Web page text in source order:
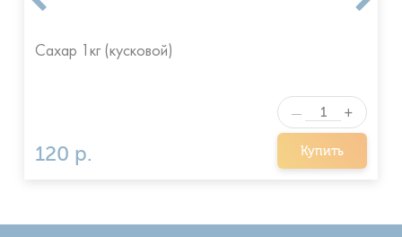
Сахар 1кг (кусковой)
120 р. Купить
— +